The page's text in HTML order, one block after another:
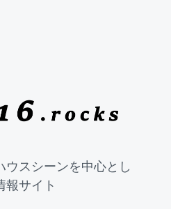
ウスシーンを中心とし
報サイト